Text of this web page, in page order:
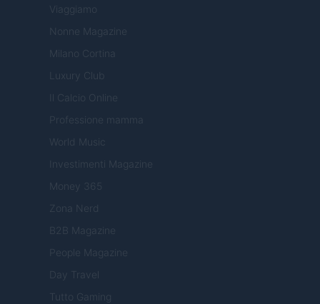
Viaggiamo
Nonne Magazine
Milano Cortina
Luxury Club
Il Calcio Online
Professione mamma
World Music
Investimenti Magazine
Money 365
Zona Nerd
B2B Magazine
People Magazine
Day Travel
Tutto Gaming